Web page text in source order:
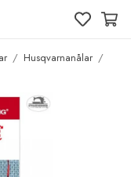
/ Husqvarnanålar /